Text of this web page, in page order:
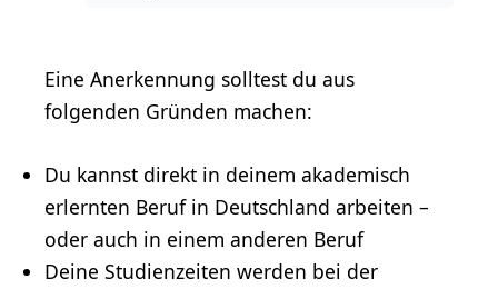
Eine Anerkennung solltest du aus
folgenden Gründen machen:
Du kannst direkt in deinem akademisch
erlernten Beruf in Deutschland arbeiten –
oder auch in einem anderen Beruf
Deine Studienzeiten werden bei der